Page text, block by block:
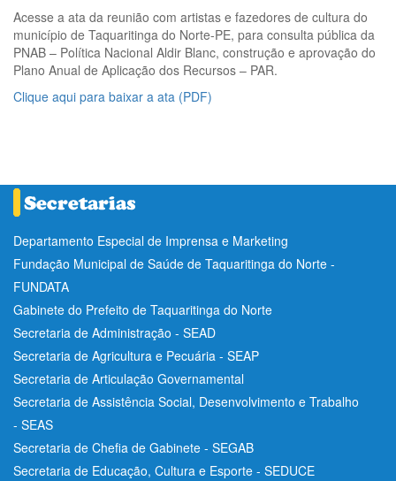
Acesse a ata da reunião com artistas e fazedores de cultura do
município de Taquaritinga do Norte-PE, para consulta pública da
PNAB – Política Nacional Aldir Blanc, construção e aprovação do
Plano Anual de Aplicação dos Recursos – PAR.
Clique aqui para baixar a ata (PDF)
Departamento Especial de Imprensa e Marketing
Fundação Municipal de Saúde de Taquaritinga do Norte -
FUNDATA
Gabinete do Prefeito de Taquaritinga do Norte
Secretaria de Administração - SEAD
Secretaria de Agricultura e Pecuária - SEAP
Secretaria de Articulação Governamental
Secretaria de Assistência Social, Desenvolvimento e Trabalho
- SEAS
Secretaria de Chefia de Gabinete - SEGAB
Secretaria de Educação, Cultura e Esporte - SEDUCE